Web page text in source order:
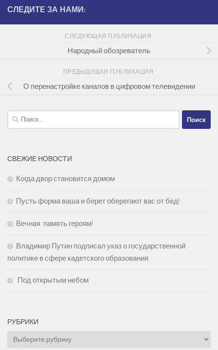
СЛЕДИТЕ ЗА НАМИ:
СЛЕДУЮЩАЯ ПУБЛИКАЦИЯ
Народный обозреватель
ПРЕДЫДУЩАЯ ПУБЛИКАЦИЯ
О перенастройке каналов в цифровом телевидении
Найти:
СВЕЖИЕ НОВОСТИ
Когда двор становится домом
Пусть форма ваша и берет оберегают вас от бед!
Вечная память героям!
Владимир Путин подписал указ о государственной
политике в сфере кадетского образования
Под открытым небом
РУБРИКИ
Рубрики